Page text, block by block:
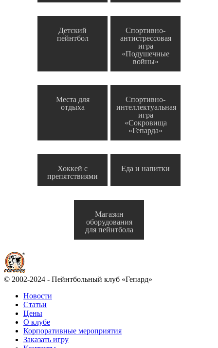
Детский
пейнтбол
Спортивно-
антистрессовая
игра
«Подушечные
войны»
Места для
отдыха
Спортивно-
интеллектуальная
игра
«Сокровища
«Гепарда»
Хоккей с
препятствиями
Еда и напитки
Магазин
оборудования
для пейнтбола
© 2002-2024 - Пейнтбольный клуб «Гепард»
Новости
Статьи
Цены
О клубе
Корпоративные мероприятия
Заказать игру